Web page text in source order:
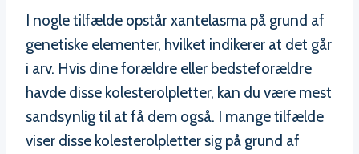
I nogle tilfælde opstår xantelasma på grund af
genetiske elementer, hvilket indikerer at det går
i arv. Hvis dine forældre eller bedsteforældre
havde disse kolesterolpletter, kan du være mest
sandsynlig til at få dem også. I mange tilfælde
viser disse kolesterolpletter sig på grund af